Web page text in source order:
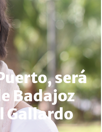
será
Badajoz
Gallardo